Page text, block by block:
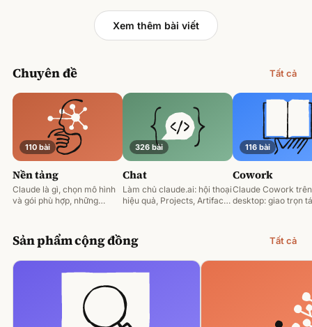
Xem thêm bài viết
Chuyên đề Tất cả
110 bài
Nền tảng
Claude là gì, chọn mô hình
và gói phù hợp, những
326 bài
Chat
Làm chủ claude.ai: hội thoại
hiệu quả, Projects, Artifacts
116 bài
Cowork
Claude Cowork trên
desktop: giao trọn
Sản phẩm cộng đồng Tất cả